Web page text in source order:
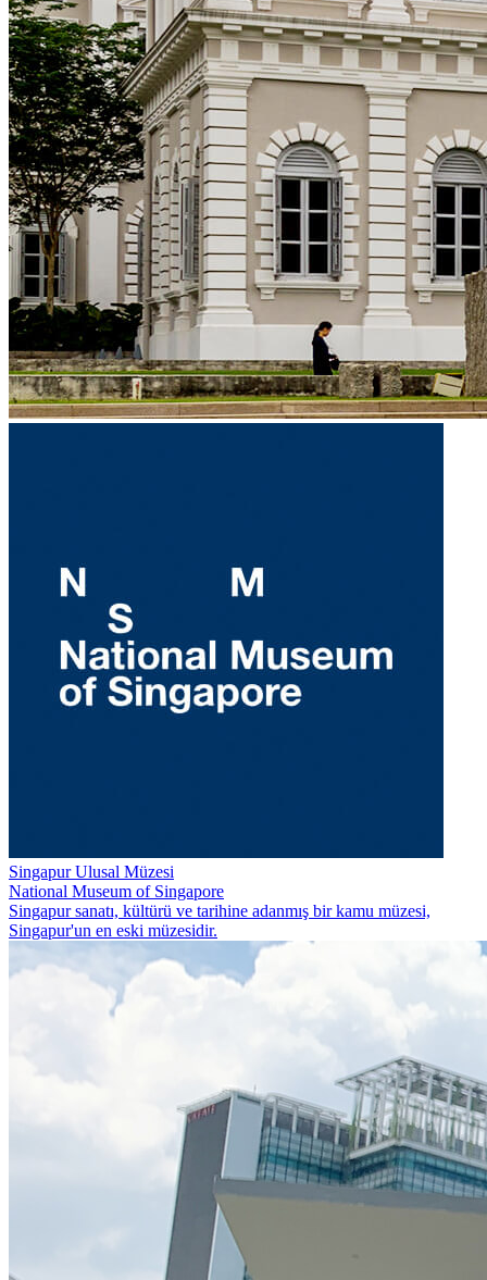
Singapur Ulusal Müzesi
National Museum of Singapore
Singapur sanatı, kültürü ve tarihine adanmış bir kamu müzesi,
Singapur'un en eski müzesidir.